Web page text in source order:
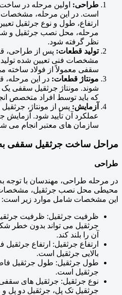
طراحی: اولین مرحله در
است. در این مرحله، مشخصات
ارتفاع، طول و نوع جرثقیل
مرحله، محل نصب جرثقیل و
نظر گرفته شود.
تولید قطعات: پس از طراحی،
مشخصات فنی تعیین شده
سقفی معمولاً از فولاد ساخته
مونتاژ قطعات: در این مرحله،
شوند. مونتاژ جرثقیل سقفی
که باید توسط افراد متخصص
آزمایش: پس از مونتاژ، جرثقیل
عملکرد آن تأیید شود.
سازمان های معتبر انجام می
مراحل ساخت جرثقیل سقفی
طراحی
در مرحله طراحی، مهندسان با توجه
محیطی محل نصب جرثقیل، مشخصات
این مشخصات شامل موارد زیر است:
ظرفیت جرثقیل: ظرفیت
جرثقیل می تواند بدون خطر
آن را بلند کند.
ارتفاع جرثقیل: ارتفاع
بالایی جرثقیل است.
طول جرثقیل: طول جرثقیل
جرثقیل است.
نوع جرثقیل: جرثقیل های سقفی
جرثقیل تک پل، جرثقیل دو پل و